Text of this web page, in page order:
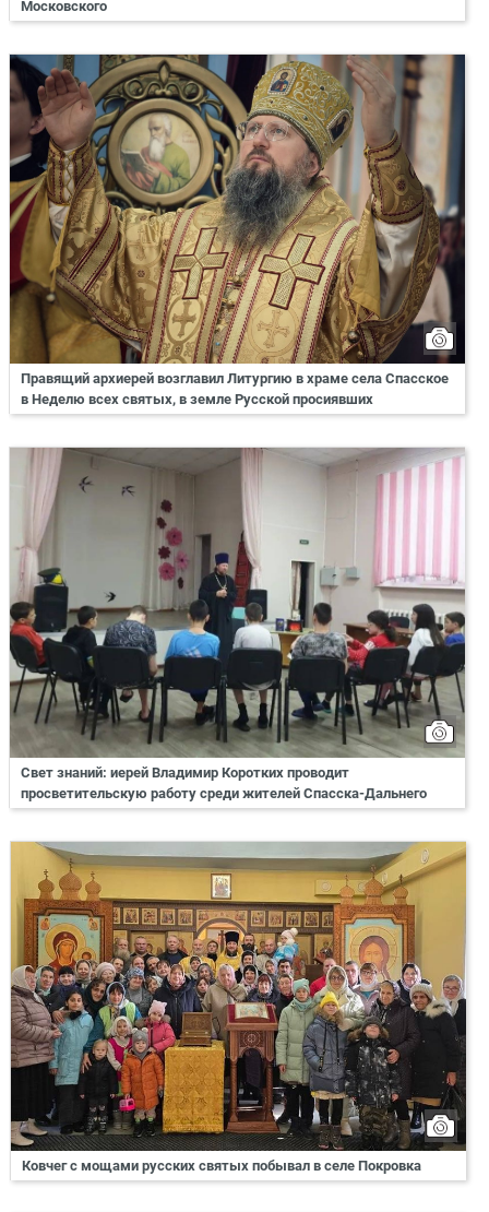
Московского
Правящий архиерей возглавил Литургию в храме села Спасское
в Неделю всех святых, в земле Русской просиявших
Свет знаний: иерей Владимир Коротких проводит
просветительскую работу среди жителей Спасска-Дальнего
Ковчег с мощами русских святых побывал в селе Покровка